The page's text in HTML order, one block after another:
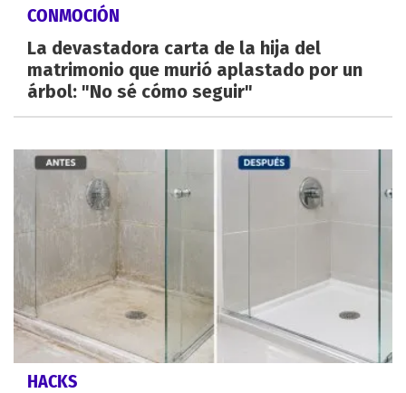
CONMOCIÓN
La devastadora carta de la hija del
matrimonio que murió aplastado por un
árbol: "No sé cómo seguir"
HACKS